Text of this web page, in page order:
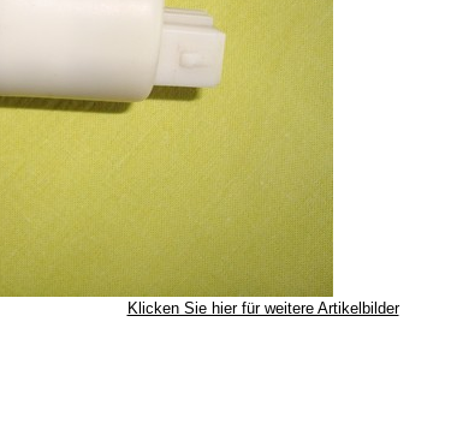
Klicken Sie hier für weitere Artikelbilder